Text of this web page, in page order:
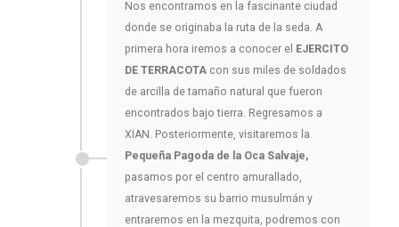
Nos encontramos en la fascinante ciudad
donde se originaba la ruta de la seda. A
primera hora iremos a conocer el EJERCITO
DE TERRACOTA con sus miles de soldados
de arcilla de tamaño natural que fueron
encontrados bajo tierra. Regresamos a
XIAN. Posteriormente, visitaremos la
Pequeña Pagoda de la Oca Salvaje,
pasamos por el centro amurallado,
atravesaremos su barrio musulmán y
entraremos en la mezquita, podremos con